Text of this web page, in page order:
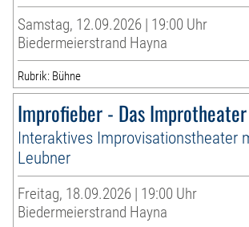
Samstag, 12.09.2026 | 19:00 Uhr
Biedermeierstrand Hayna
Rubrik: Bühne
Improfieber - Das Improtheater
Interaktives Improvisationstheater
Leubner
Freitag, 18.09.2026 | 19:00 Uhr
Biedermeierstrand Hayna